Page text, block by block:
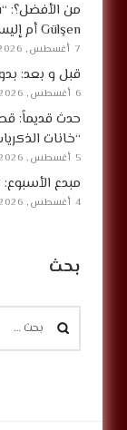
Gülşen أم إليسا؟
7 أغسطس, 2026
قبل و بعد:
6 أغسطس, 2026
حدث قديماً:
“خانات
5 أغسطس, 2026
مبدع
4 أغسطس, 2026
بحث
البحث
عن: